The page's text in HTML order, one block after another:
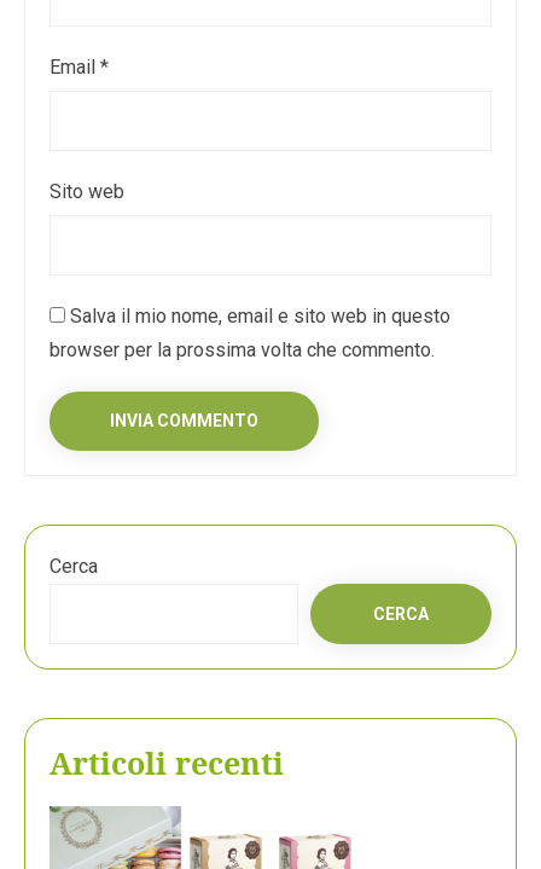
Email *
Sito web
Salva il mio nome, email e sito web in questo
browser per la prossima volta che commento.
Cerca
CERCA
Articoli recenti